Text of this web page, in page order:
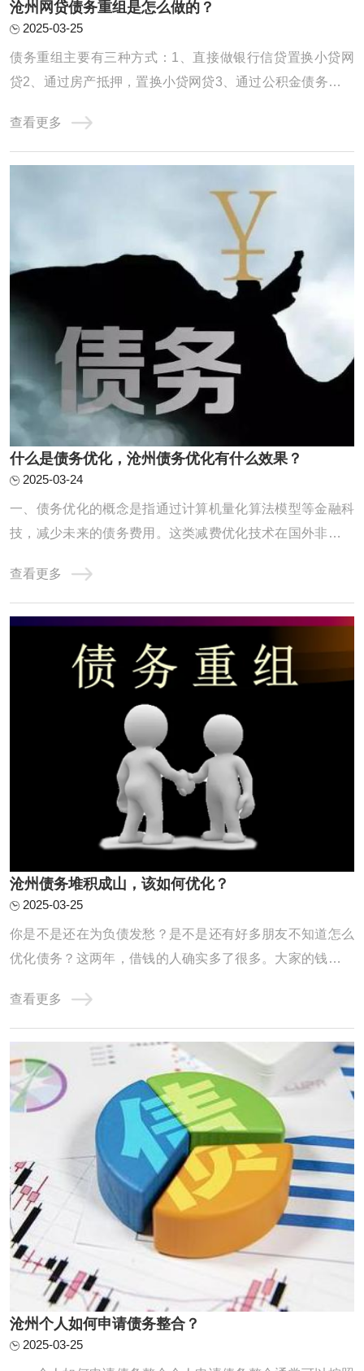
沧州网贷债务重组是怎么做的？
2025-03-25
债务重组主要有三种方式：1、直接做银行信贷置换小贷网
贷2、通过房产抵押，置换小贷网贷3、通过公积金债务重组
贷款。达到大幅降低月供压力，减少利息支出，优化征信，
恢复正常生活的过程。一、直接做信贷置换小贷网贷这种适
查看更多
什么是债务优化，沧州债务优化有什么效果？
2025-03-24
一、债务优化的概念是指通过计算机量化算法模型等金融科
技，减少未来的债务费用。这类减费优化技术在国外非常普
务优化的具体形式使用大数据、算法模型等先进的技术工
具，在保障借款人隐私的前提下，对上千万种不同的还款方
案进行自动测算，根据借款人的收入和债务情 ...
查看更多
沧州债务堆积成山，该如何优化？
2025-03-25
你是不是还在为负债发愁？是不是还有好多朋友不知道怎么
优化债务？这两年，借钱的人确实多了很多。大家的钱包都
用卡透支、查询频繁、逾期不断，其实这些问题都是因为这
两年收入缩水，导致房贷车贷压得人喘不过气，只能靠网贷
和信用卡拆东墙补西墙，结果征信记录也变得 ...
查看更多
沧州个人如何申请债务整合？
2025-03-25